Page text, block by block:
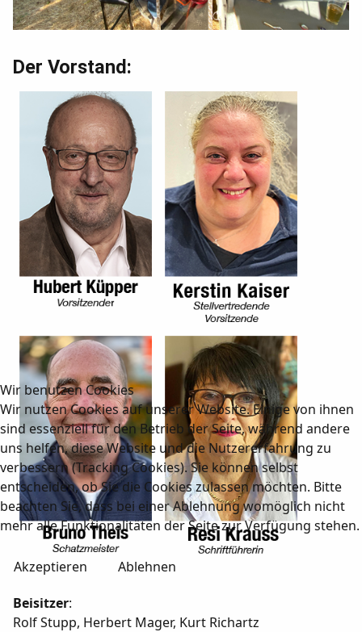
Der Vorstand:
Beisitzer:
Rolf Stupp, Herbert Mager, Kurt Richartz
Wir benutzen Cookies
Wir nutzen Cookies auf unserer Website. Einige von ihnen
sind essenziell für den Betrieb der Seite, während andere
uns helfen, diese Website und die Nutzererfahrung zu
verbessern (Tracking Cookies). Sie können selbst
entscheiden, ob Sie die Cookies zulassen möchten. Bitte
beachten Sie, dass bei einer Ablehnung womöglich nicht
mehr alle Funktionalitäten der Seite zur Verfügung stehen.
Akzeptieren Ablehnen